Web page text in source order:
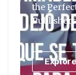
the